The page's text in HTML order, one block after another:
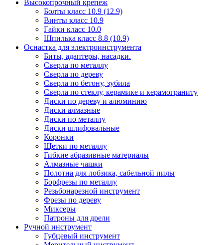
Высокопрочный крепеж
Болты класс 10.9 (12.9)
Винты класс 10.9
Гайки класс 10.0
Шпилька класс 8.8 (10.9)
Оснастка для электроинструмента
Биты, адаптеры, насадки.
Сверла по металлу
Сверла по дереву
Сверла по бетону, зубила
Сверла по стеклу, керамике и керамограниту
Диски по дереву и алюминию
Диски алмазные
Диски по металлу
Диски шлифовальные
Коронки
Щетки по металлу
Гибкие абразивные материалы
Алмазные чашки
Полотна для лобзика, сабельной пилы
Борфрезы по металлу
Резьбонарезной инструмент
Фрезы по дереву
Миксеры
Патроны для дрели
Ручной инструмент
Губцевый инструмент